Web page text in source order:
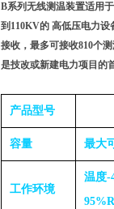
B系列无线测温装置适用
到110KV的 高低压电力
接收，最多可接收810个
是技改或新建电力项目的
产品型号
容量 最大
工作环境
温度-